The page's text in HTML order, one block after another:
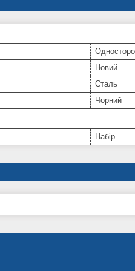
Новий
Сталь
Чорний
Набір